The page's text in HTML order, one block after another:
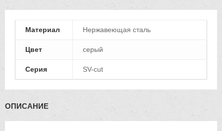
Материал Нержавеющая сталь
Цвет серый
Серия SV-cut
ОПИСАНИЕ